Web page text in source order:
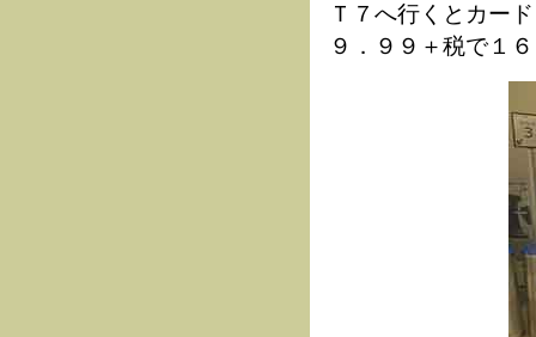
Ｔ７へ行くとカー
９．９９＋税で１